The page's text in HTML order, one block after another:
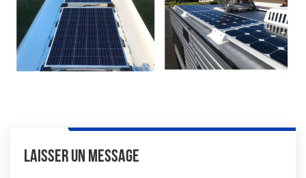
LAISSER UN MESSAGE